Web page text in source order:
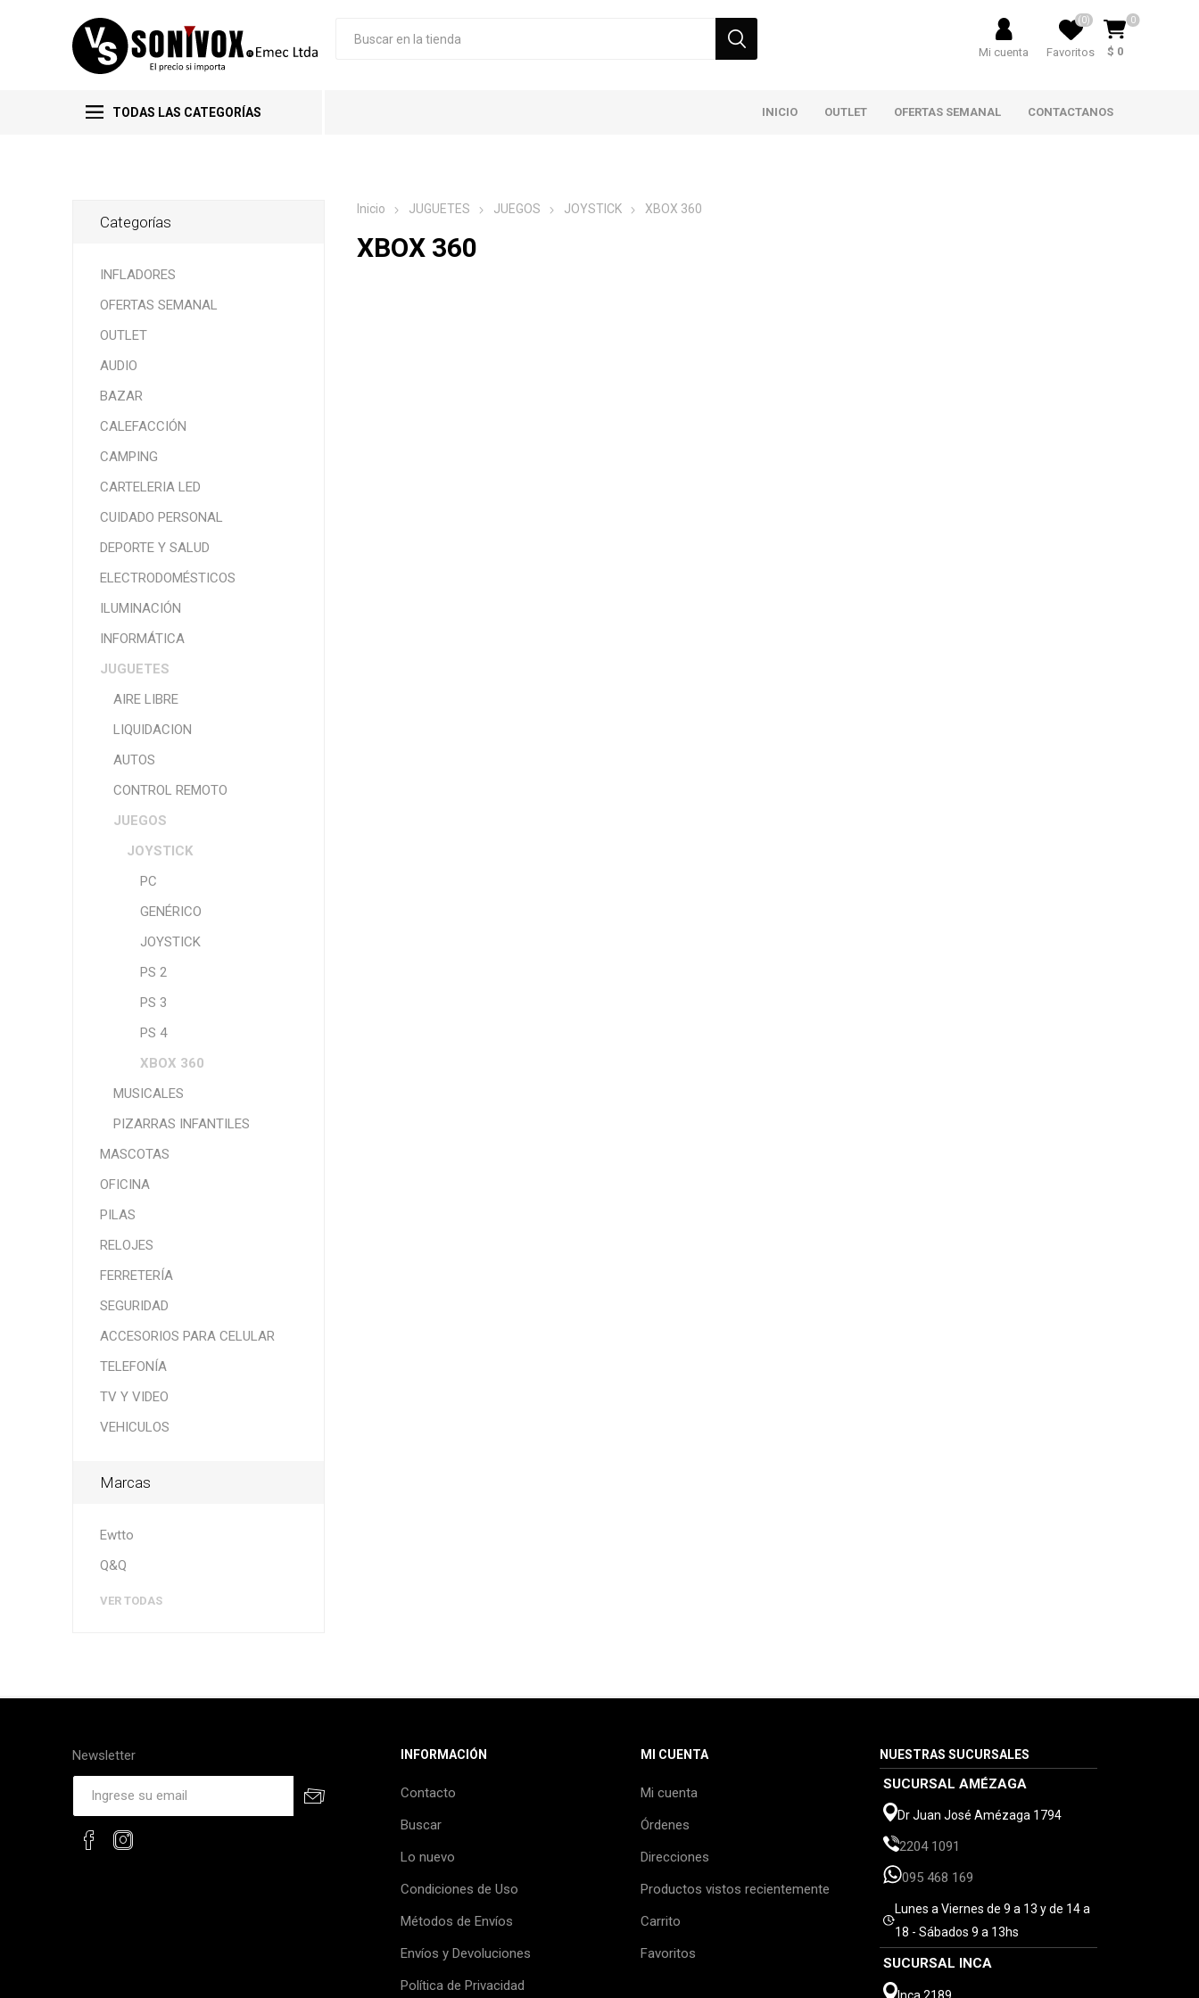
Mi cuenta Favoritos
(0) 0
$ 0
TODAS LAS CATEGORÍAS INICIO OUTLET OFERTAS SEMANAL CONTACTANOS
Inicio JUGUETES JUEGOS JOYSTICK XBOX 360
XBOX 360
Categorías
INFLADORES
OFERTAS SEMANAL
OUTLET
AUDIO
BAZAR
CALEFACCIÓN
CAMPING
CARTELERIA LED
CUIDADO PERSONAL
DEPORTE Y SALUD
ELECTRODOMÉSTICOS
ILUMINACIÓN
INFORMÁTICA
JUGUETES
AIRE LIBRE
LIQUIDACION
AUTOS
CONTROL REMOTO
JUEGOS
JOYSTICK
PC
GENÉRICO
JOYSTICK
PS 2
PS 3
PS 4
XBOX 360
MUSICALES
PIZARRAS INFANTILES
MASCOTAS
OFICINA
PILAS
RELOJES
FERRETERÍA
SEGURIDAD
ACCESORIOS PARA CELULAR
TELEFONÍA
TV Y VIDEO
VEHICULOS
Marcas
Ewtto
Q&Q
VER TODAS
Newsletter INFORMACIÓN
Contacto
Buscar
Lo nuevo
Condiciones de Uso
Métodos de Envíos
Envíos y Devoluciones
Política de Privacidad
MI CUENTA
Mi cuenta
Órdenes
Direcciones
Productos vistos recientemente
Carrito
Favoritos
NUESTRAS SUCURSALES
SUCURSAL AMÉZAGA
Dr Juan José Amézaga 1794
2204 1091
095 468 169
Lunes a Viernes de 9 a 13 y de 14 a
18 - Sábados 9 a 13hs
SUCURSAL INCA